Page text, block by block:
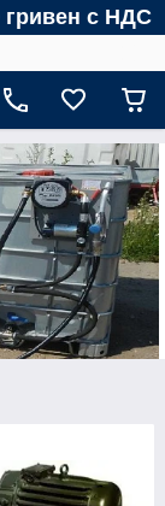
гривен с НДС